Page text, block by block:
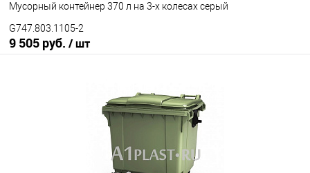
Мусорный контейнер 370 л на 3-х колесах серый
G747.803.1105-2
9 505 руб. / шт
Под заказ
на 3-х колесах